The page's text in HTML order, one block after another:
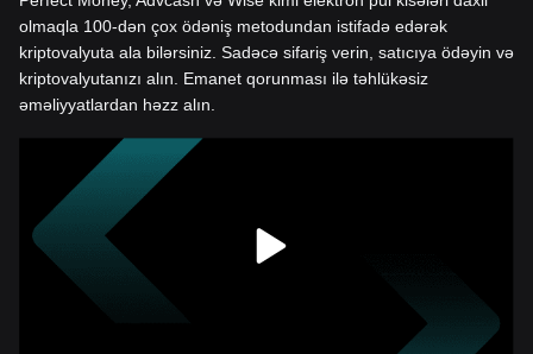
olmaqla 100-dən çox ödəniş metodundan istifadə edərək
kriptovalyuta ala bilərsiniz. Sadəcə sifariş verin, satıcıya ödəyin və
kriptovalyutanızı alın. Emanet qorunması ilə təhlükəsiz
əməliyyatlardan həzz alın.